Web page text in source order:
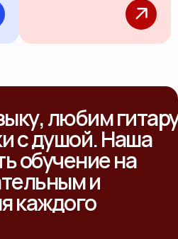
любим
с душой. Наша
обучение на
и
каждого